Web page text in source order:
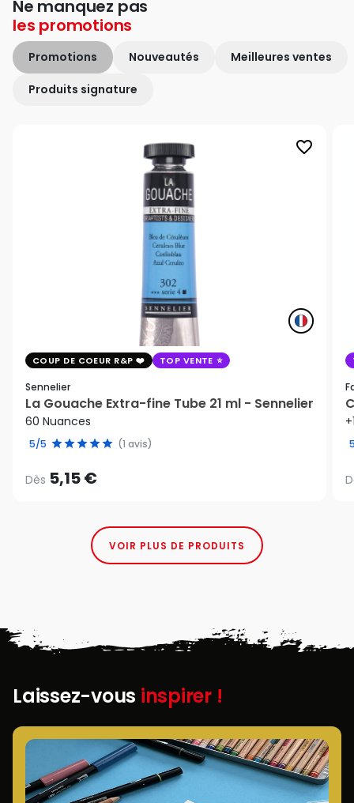
Ne manquez pas
les promotions
Promotions Nouveautés Meilleures ventes
Produits signature
favorite_border
COUP DE COEUR R&P TOP VENTE
Sennelier
La Gouache Extra-fine Tube 21 ml - Sennelier
60 Nuances
5/5 (1 avis)
Dès 5,15 €
VOIR PLUS DE PRODUITS
Laissez-vous inspirer !